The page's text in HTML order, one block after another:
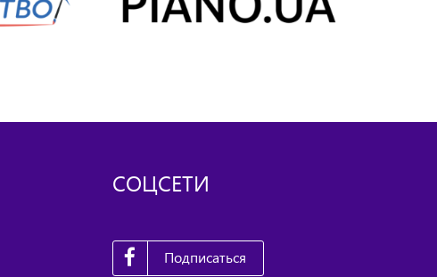
СОЦСЕТИ
Подписаться